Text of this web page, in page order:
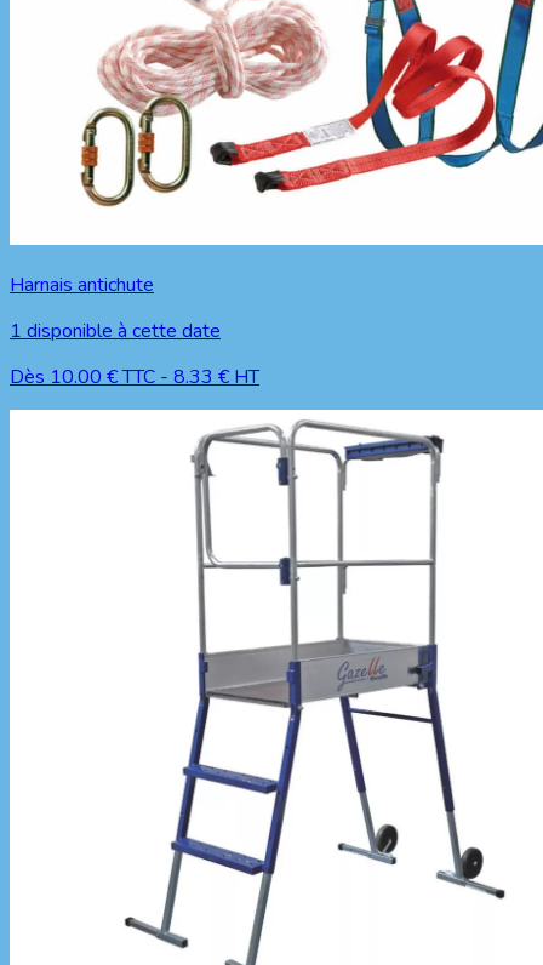
Harnais antichute
1 disponible à cette date
Dès 10.00 € TTC - 8.33 € HT